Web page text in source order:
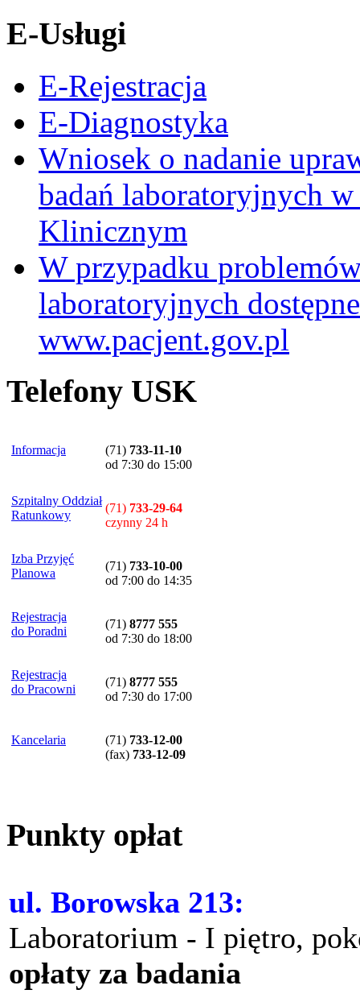
E-Usługi
E-Rejestracja
E-Diagnostyka
Wniosek o nadanie
badań laboratoryjnych
Klinicznym
W przypadku
laboratoryjnych
www.pacjent.gov.pl
Telefony USK
Informacja (71) 733-11-10
od 7:30 do 15:00
Szpitalny Oddział
Ratunkowy
(71) 733-29-64
czynny 24 h
Izba Przyjęć
Planowa
(71) 733-10-00
od 7:00 do 14:35
Rejestracja
do Poradni
(71) 8777 555
od 7:30 do 18:00
Rejestracja
do Pracowni
(71) 8777 555
od 7:30 do 17:00
Kancelaria (71) 733-12-00
(fax) 733-12-09
Punkty opłat
ul. Borowska 213:
Laboratorium - I piętro,
opłaty za badania